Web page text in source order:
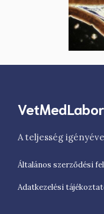
VetMedLabor
A teljesség
Általános szerződési
Adatkezelési